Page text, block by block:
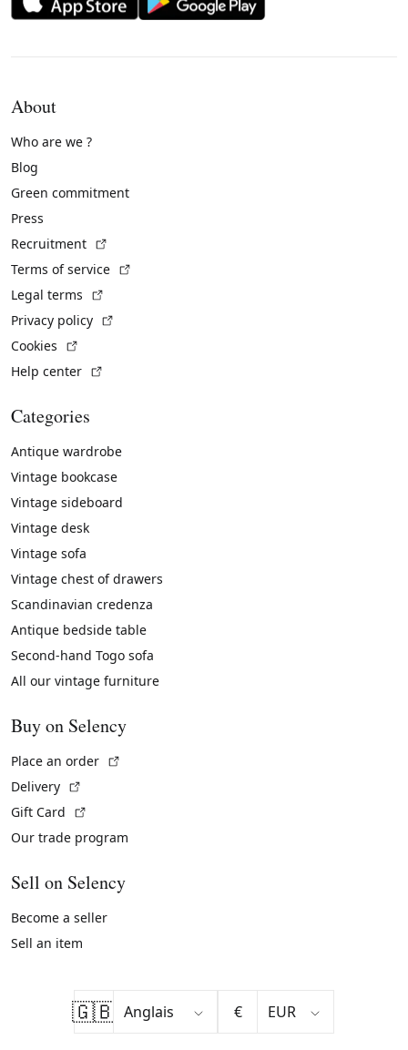
About
Who are we ?
Blog
Green commitment
Press
Recruitment
Terms of service
Legal terms
Privacy policy
Cookies
Help center
Categories
Antique wardrobe
Vintage bookcase
Vintage sideboard
Vintage desk
Vintage sofa
Vintage chest of drawers
Scandinavian credenza
Antique bedside table
Second-hand Togo sofa
All our vintage furniture
Buy on Selency
Place an order
Delivery
Gift Card
Our trade program
Sell on Selency
Become a seller
Sell an item
🇬🇧 €